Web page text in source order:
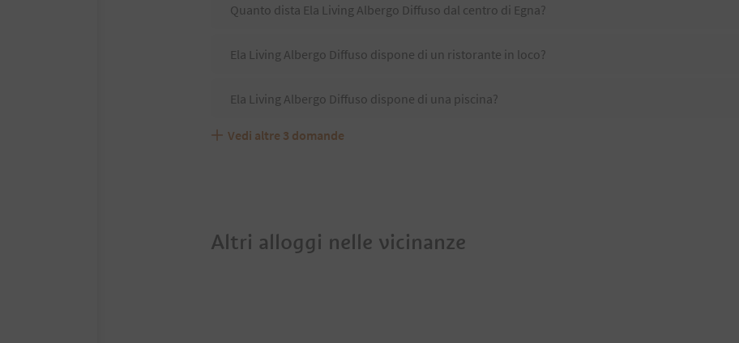
Quanto dista Ela Living Albergo Diffuso dal centro di Egna?
Ela Living Albergo Diffuso dispone di un ristorante in loco?
Ela Living Albergo Diffuso dispone di una piscina?
Ela Living Albergo Diffuso accetta animali domestici?
Quali servizi/attività sono disponibili presso Ela Living Albergo Diffuso?
Gli ospiti di Ela Living Albergo Diffuso ricevono l'Alto Adige Guest Pass?
Vedi altre 3 domande
Altri alloggi nelle vicinanze